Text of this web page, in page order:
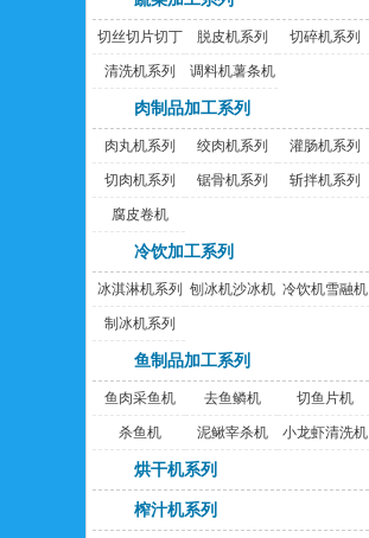
切丝切片切丁
机
脱皮机系列 切碎机系列
清洗机系列 调料机薯条机
肉制品加工系列
肉丸机系列 绞肉机系列 灌肠机系列
切肉机系列 锯骨机系列 斩拌机系列
腐皮卷机
冷饮加工系列
冰淇淋机系列 刨冰机沙冰机 冷饮机雪融机
制冰机系列
鱼制品加工系列
鱼肉采鱼机 去鱼鳞机 切鱼片机
杀鱼机 泥鳅宰杀机 小龙虾清洗机
烘干机系列
榨汁机系列